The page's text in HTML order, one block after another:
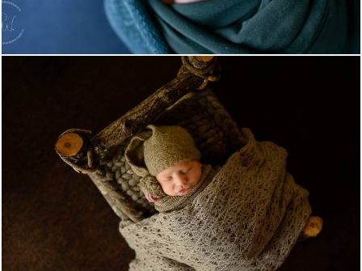
470 54